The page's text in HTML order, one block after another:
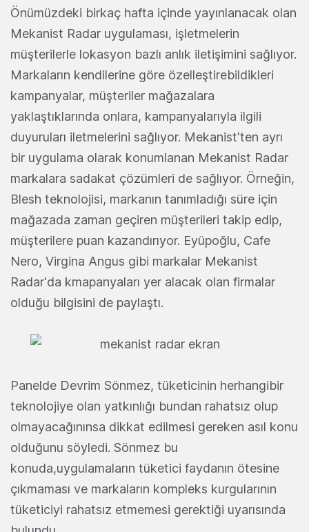
Önümüzdeki birkaç hafta içinde yayınlanacak olan
Mekanist Radar uygulaması, işletmelerin
müşterilerle lokasyon bazlı anlık iletişimini sağlıyor.
Markaların kendilerine göre özelleştirebildikleri
kampanyalar, müşteriler mağazalara
yaklaştıklarında onlara, kampanyalarıyla ilgili
duyuruları iletmelerini sağlıyor. Mekanist'ten ayrı
bir uygulama olarak konumlanan Mekanist Radar
markalara sadakat çözümleri de sağlıyor. Örneğin,
Blesh teknolojisi, markanın tanımladığı süre için
mağazada zaman geçiren müşterileri takip edip,
müşterilere puan kazandırıyor. Eyüpoğlu, Cafe
Nero, Virgina Angus gibi markalar Mekanist
Radar'da kmapanyaları yer alacak olan firmalar
olduğu bilgisini de paylaştı.
Panelde Devrim Sönmez, tüketicinin herhangibir
teknolojiye olan yatkınlığı bundan rahatsız olup
olmayacağınınsa dikkat edilmesi gereken asıl konu
olduğunu söyledi. Sönmez bu
konuda,uygulamaların tüketici faydanın ötesine
çıkmaması ve markaların kompleks kurgularının
tüketiciyi rahatsız etmemesi gerektiği uyarısında